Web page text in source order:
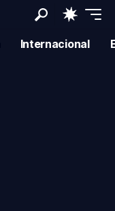
Internacional